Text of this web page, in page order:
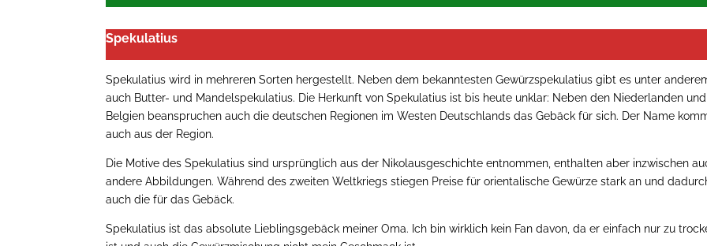
Spekulatius
Spekulatius wird in mehreren Sorten hergestellt. Neben dem bekanntesten Gewürzspekulatius gibt es unter
auch Butter- und Mandelspekulatius. Die Herkunft von Spekulatius ist bis heute unklar: Neben den Niederlanden und
Belgien beanspruchen auch die deutschen Regionen im Westen Deutschlands das Gebäck für sich. Der Name
auch aus der Region.
Die Motive des Spekulatius sind ursprünglich aus der Nikolausgeschichte entnommen, enthalten aber inzwischen
andere Abbildungen. Während des zweiten Weltkriegs stiegen Preise für orientalische Gewürze stark an und
auch die für das Gebäck.
Spekulatius ist das absolute Lieblingsgebäck meiner Oma. Ich bin wirklich kein Fan davon, da er einfach nur zu